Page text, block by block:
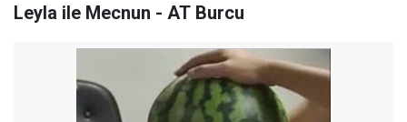
Leyla ile Mecnun - AT Burcu